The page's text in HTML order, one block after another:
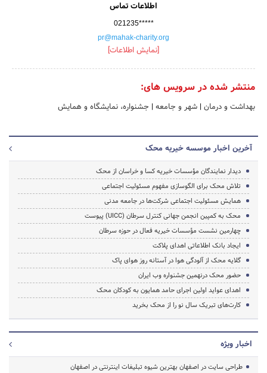
اطلاعات تماس
021235*****
pr@mahak-charity.org
[نمایش اطلاعات]
منتشر شده در سرویس های:
بهداشت و درمان | شهر و جامعه | جشنواره، نمایشگاه و همایش
آخرین اخبار موسسه خیریه محک
دیدار نمایندگان مؤسسات خیریه کسا و خراسان از محک
تلاش محک برای الگوسازی مفهوم مسئولیت اجتماعی
همایش مسئولیت اجتماعی شرکت‌ها در جامعه مدنی
محک به کمپین انجمن جهانی کنترل سرطان (UICC) پیوست
چهارمین نشست مؤسسات خیریه فعال در حوزه سرطان
ایجاد بانک اطلاعاتی اهدای پلاکت
گلایه محک از آلودگی هوا در آستانه روز هوای پاک
حضور محک درنهمین جشنواره وب ایران
اهدای عواید اولین اجرای حامد همایون به کودکان محک
کارت‌های تبریک سال نو را از محک بخرید
اخبار ویژه
طراحی سایت در اصفهان بهترین شیوه تبلیغات اینترنتی در اصفهان